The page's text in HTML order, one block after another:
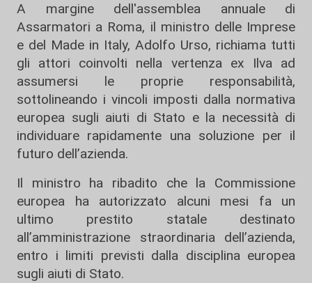
A margine dell'assemblea annuale di
Assarmatori a Roma, il ministro delle Imprese
e del Made in Italy, Adolfo Urso, richiama tutti
gli attori coinvolti nella vertenza ex Ilva ad
assumersi le proprie responsabilità,
sottolineando i vincoli imposti dalla normativa
europea sugli aiuti di Stato e la necessità di
individuare rapidamente una soluzione per il
futuro dell’azienda.
Il ministro ha ribadito che la Commissione
europea ha autorizzato alcuni mesi fa un
ultimo prestito statale destinato
all’amministrazione straordinaria dell’azienda,
entro i limiti previsti dalla disciplina europea
sugli aiuti di Stato.